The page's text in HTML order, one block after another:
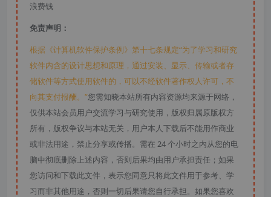
浪费钱
免责声明：
根据《计算机软件保护条例》第十七条规定“为了学习和研究
软件内含的设计思想和原理，通过安装、显示、传输或者存
储软件等方式使用软件的，可以不经软件著作权人许可，不
向其支付报酬。”您需知晓本站所有内容资源均来源于网络，
仅供本站会员用户交流学习与研究使用，版权归属原版权方
所有，版权争议与本站无关，用户本人下载后不能用作商业
或非法用途，禁止分享或传播。需在 24 个小时之内从您的电
脑中彻底删除上述内容，否则后果均由用户承担责任；如果
您访问和下载此文件，表示您同意只将此文件用于参考、学
习而非其他用途，否则一切后果请您自行承担。如果您喜欢